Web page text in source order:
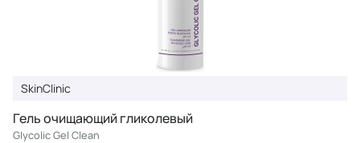
SkinClinic
Гель очищающий гликолевый
Glycolic Gel Clean